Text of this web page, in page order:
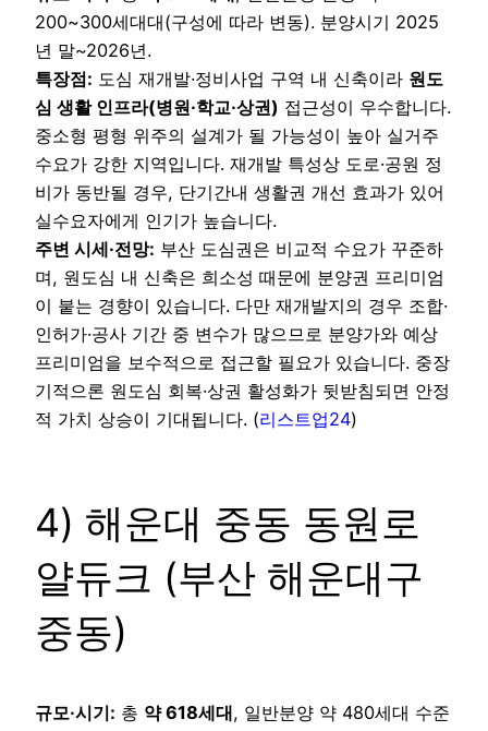
200~300세대대(구성에 따라 변동). 분양시기 2025
년 말~2026년.
특장점: 도심 재개발·정비사업 구역 내 신축이라 원도
심 생활 인프라(병원·학교·상권) 접근성이 우수합니다.
중소형 평형 위주의 설계가 될 가능성이 높아 실거주
수요가 강한 지역입니다. 재개발 특성상 도로·공원 정
비가 동반될 경우, 단기간내 생활권 개선 효과가 있어
실수요자에게 인기가 높습니다.
주변 시세·전망: 부산 도심권은 비교적 수요가 꾸준하
며, 원도심 내 신축은 희소성 때문에 분양권 프리미엄
이 붙는 경향이 있습니다. 다만 재개발지의 경우 조합·
인허가·공사 기간 중 변수가 많으므로 분양가와 예상
프리미엄을 보수적으로 접근할 필요가 있습니다. 중장
기적으론 원도심 회복·상권 활성화가 뒷받침되면 안정
적 가치 상승이 기대됩니다. (리스트업24)
4) 해운대 중동 동원로
얄듀크 (부산 해운대구
중동)
규모·시기: 총 약 618세대, 일반분양 약 480세대 수준